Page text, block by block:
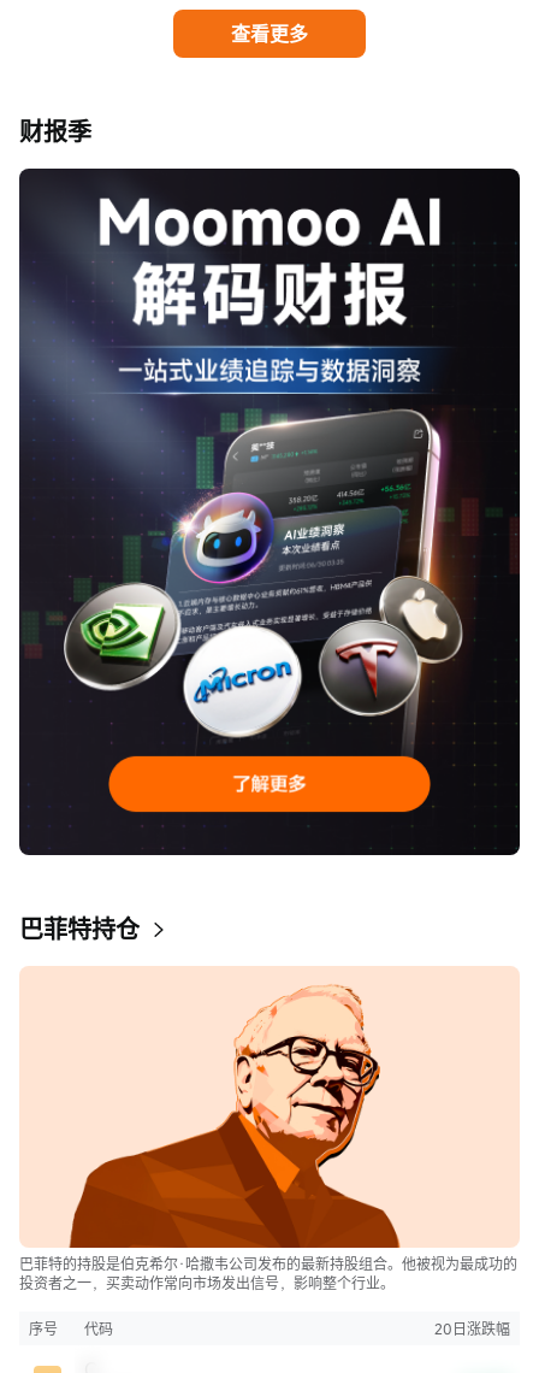
查看更多
财报季
巴菲特持仓
巴菲特的持股是伯克希尔·哈撒韦公司发布的最新持股组合。他被视为最成功的
投资者之一，买卖动作常向市场发出信号，影响整个行业。
序号 代码 20日涨跌幅